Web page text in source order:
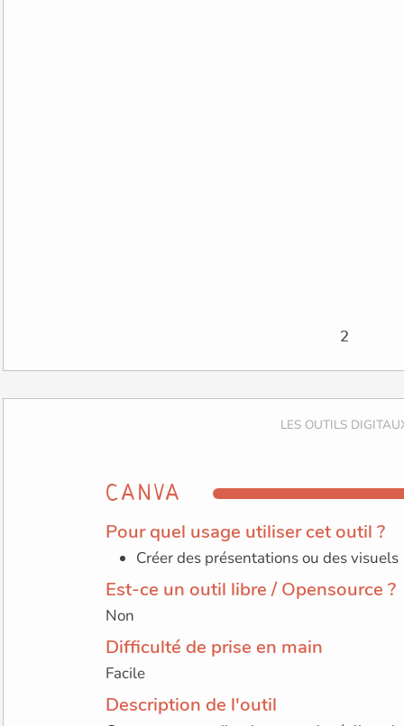
CANVA
Pour quel usage utiliser cet outil ?
Créer des présentations ou des visuels
Est-ce un outil libre / Opensource ?
Non
Difficulté de prise en main
Facile
Description de l'outil